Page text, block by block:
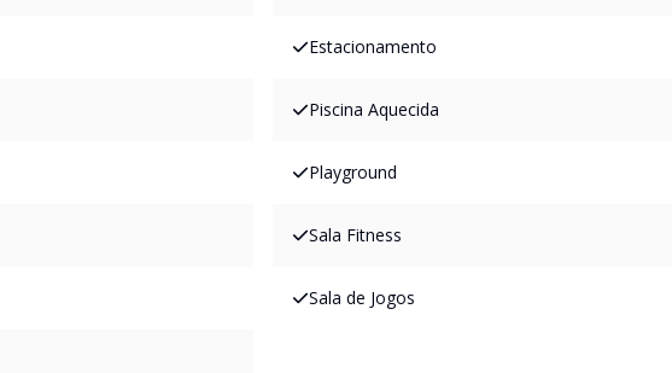
Estacionamento
Piscina Aquecida
Playground
Sala Fitness
Sala de Jogos